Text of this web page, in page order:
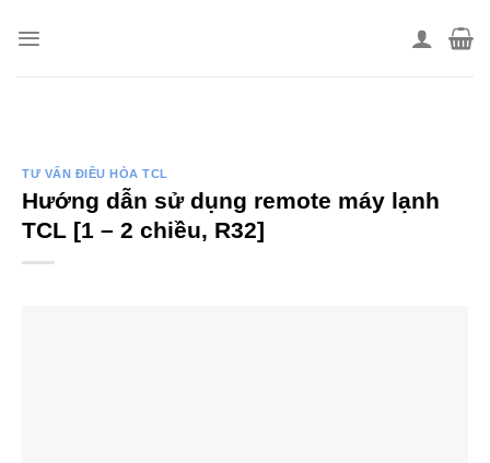
TƯ VẤN ĐIỀU HÒA TCL
Hướng dẫn sử dụng remote máy lạnh
TCL [1 – 2 chiều, R32]